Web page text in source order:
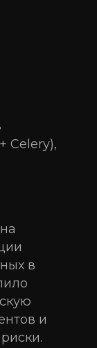
Celery),
в
и